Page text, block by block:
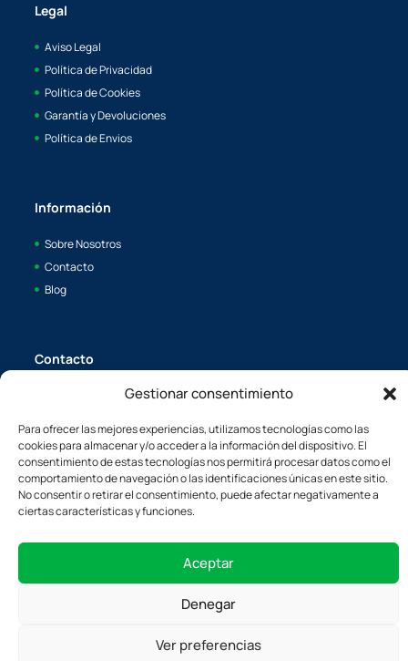
Gestionar consentimiento
Para ofrecer las mejores experiencias, utilizamos tecnologías como las
cookies para almacenar y/o acceder a la información del dispositivo. El
consentimiento de estas tecnologías nos permitirá procesar datos como el
comportamiento de navegación o las identificaciones únicas en este sitio.
No consentir o retirar el consentimiento, puede afectar negativamente a
ciertas características y funciones.
Aceptar
Denegar
Ver preferencias
Legal
Aviso Legal
Política de Privacidad
Política de Cookies
Garantía y Devoluciones
Política de Envios
Información
Sobre Nosotros
Contacto
Blog
Contacto
Av. Juan Caramuel, I Parque científico / Leganés Tecnológico
info@boaya.es
c/L'Energía, 34 08940, Cornellá de Llobregat, Barcelona España
boaya@boaya.es
Consultar por WhatsApp